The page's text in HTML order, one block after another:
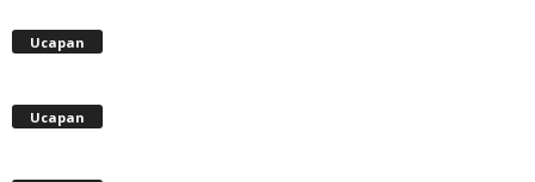
Ucapan
Ucapan